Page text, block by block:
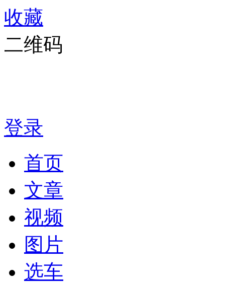
收藏
二维码
登录
首页
文章
视频
图片
选车